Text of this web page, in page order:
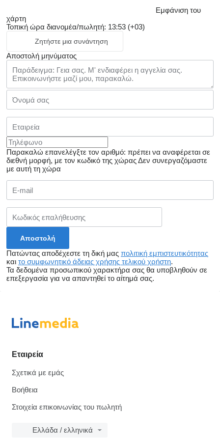
Εμφάνιση του
χάρτη
Τοπική ώρα διανομέα/πωλητή: 13:53 (+03)
Ζητήστε μια συνάντηση
Αποστολή μηνύματος
Παρακαλώ επανελέγξτε τον αριθμό: πρέπει να αναφέρεται σε
διεθνή μορφή, με τον κωδικό της χώραςΔεν συνεργαζόμαστε
με αυτή τη χώρα
Πατώντας αποδέχεστε τη δική μας πολιτική εμπιστευτικότητας
και το συμφωνητικό άδειας χρήσης τελικού χρήστη.
Τα δεδομένα προσωπικού χαρακτήρα σας θα υποβληθούν σε
επεξεργασία για να απαντηθεί το αίτημά σας.
Εταιρεία
Σχετικά με εμάς
Βοήθεια
Στοιχεία επικοινωνίας του πωλητή
Ελλάδα / ελληνικά